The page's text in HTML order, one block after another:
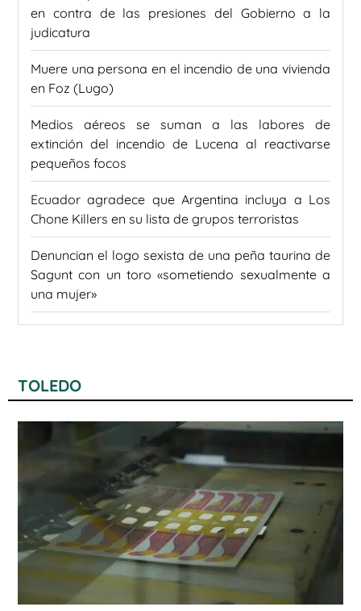
en contra de las presiones del Gobierno a la
judicatura
Muere una persona en el incendio de una vivienda
en Foz (Lugo)
Medios aéreos se suman a las labores de
extinción del incendio de Lucena al reactivarse
pequeños focos
Ecuador agradece que Argentina incluya a Los
Chone Killers en su lista de grupos terroristas
Denuncian el logo sexista de una peña taurina de
Sagunt con un toro «sometiendo sexualmente a
una mujer»
TOLEDO